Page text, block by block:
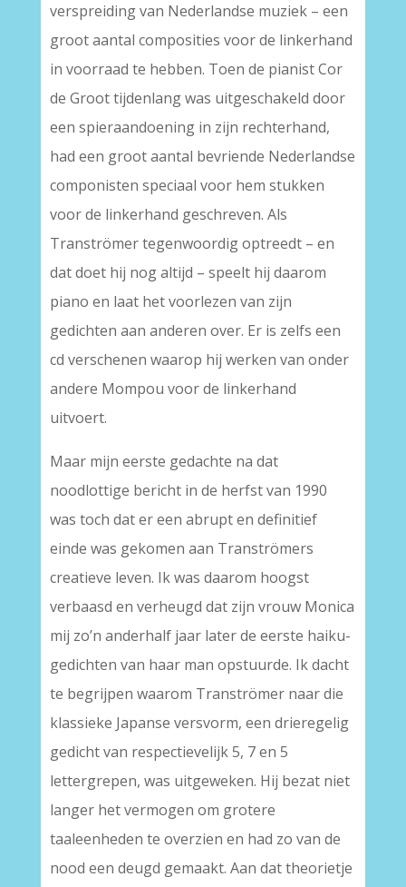
verspreiding van Nederlandse muziek – een
groot aantal composities voor de linkerhand
in voorraad te hebben. Toen de pianist Cor
de Groot tijdenlang was uitgeschakeld door
een spieraandoening in zijn rechterhand,
had een groot aantal bevriende Nederlandse
componisten speciaal voor hem stukken
voor de linkerhand geschreven. Als
Tranströmer tegenwoordig optreedt – en
dat doet hij nog altijd – speelt hij daarom
piano en laat het voorlezen van zijn
gedichten aan anderen over. Er is zelfs een
cd verschenen waarop hij werken van onder
andere Mompou voor de linkerhand
uitvoert.
Maar mijn eerste gedachte na dat
noodlottige bericht in de herfst van 1990
was toch dat er een abrupt en definitief
einde was gekomen aan Tranströmers
creatieve leven. Ik was daarom hoogst
verbaasd en verheugd dat zijn vrouw Monica
mij zo’n anderhalf jaar later de eerste haiku-
gedichten van haar man opstuurde. Ik dacht
te begrijpen waarom Tranströmer naar die
klassieke Japanse versvorm, een drieregelig
gedicht van respectievelijk 5, 7 en 5
lettergrepen, was uitgeweken. Hij bezat niet
langer het vermogen om grotere
taaleenheden te overzien en had zo van de
nood een deugd gemaakt. Aan dat theorietje